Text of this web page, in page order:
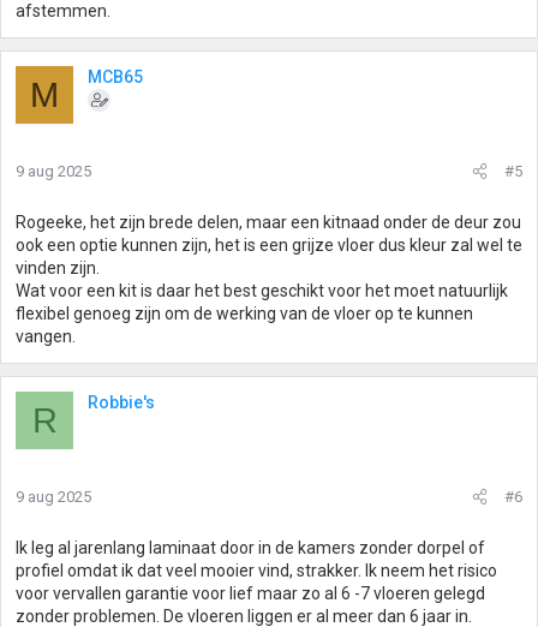
afstemmen.
M MCB65
9 aug 2025 #5
Rogeeke, het zijn brede delen, maar een kitnaad onder de deur zou
ook een optie kunnen zijn, het is een grijze vloer dus kleur zal wel te
vinden zijn.
Wat voor een kit is daar het best geschikt voor het moet natuurlijk
flexibel genoeg zijn om de werking van de vloer op te kunnen
vangen.
R Robbie's
9 aug 2025 #6
Ik leg al jarenlang laminaat door in de kamers zonder dorpel of
profiel omdat ik dat veel mooier vind, strakker. Ik neem het risico
voor vervallen garantie voor lief maar zo al 6 -7 vloeren gelegd
zonder problemen. De vloeren liggen er al meer dan 6 jaar in.